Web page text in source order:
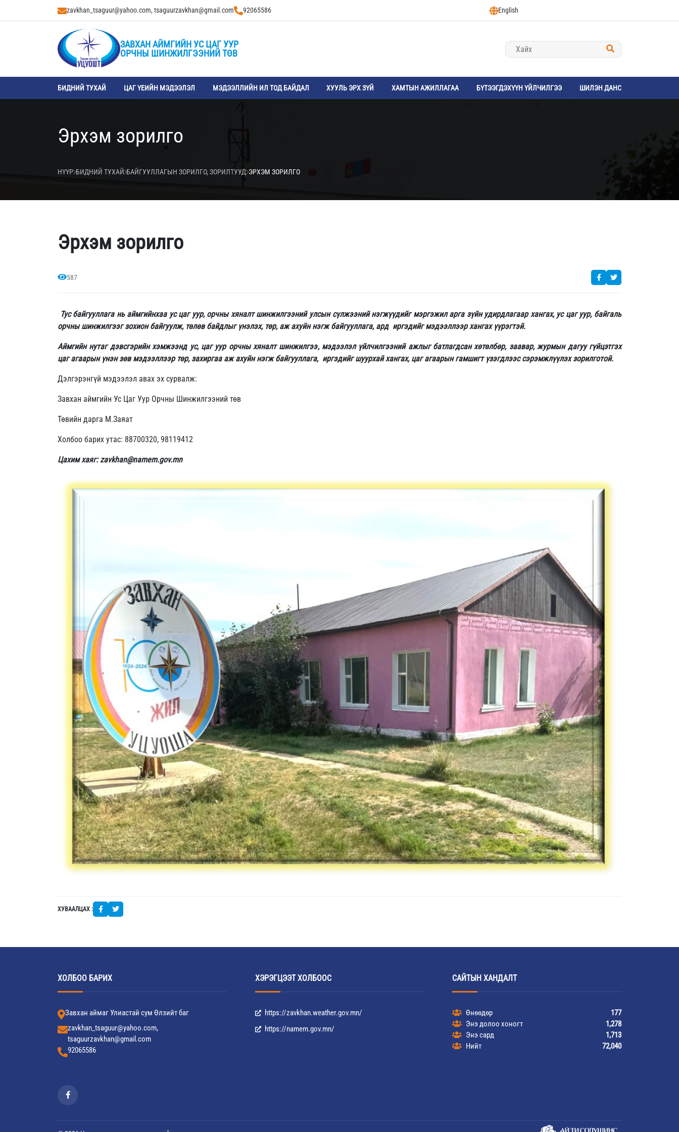
zavkhan_tsaguur@yahoo.com, tsaguurzavkhan@gmail.com 92065586 English
ЗАВХАН АЙМГИЙН УС ЦАГ УУР
ОРЧНЫ ШИНЖИЛГЭЭНИЙ ТӨВ
БИДНИЙ ТУХАЙ ЦАГ ҮЕИЙН МЭДЭЭЛЭЛ МЭДЭЭЛЛИЙН ИЛ ТОД БАЙДАЛ ХУУЛЬ ЭРХ ЗҮЙ ХАМТЫН АЖИЛЛАГАА БҮТЭЭГДЭХҮҮН ҮЙЛЧИЛГЭЭ ШИЛЭН ДАНС
Эрхэм зорилго
НҮҮР БИДНИЙ ТУХАЙ БАЙГУУЛЛАГЫН ЗОРИЛГО, ЗОРИЛТУУД ЭРХЭМ ЗОРИЛГО
Эрхэм зорилго
587
Тус байгууллага нь аймгийнхаа ус цаг уур, орчны хяналт шинжилгээний улсын сүлжээний нэгжүүдийг мэргэжил арга зүйн удирдлагаар хангах, ус цаг уур, байгаль
орчны шинжилгээг зохион байгуулж, төлөв байдлыг үнэлэх, төр, аж ахуйн нэгж байгууллага, ард иргэдийг мэдээллээр хангах үүрэгтэй.
Аймгийн нутаг дэвсгэрийн хэмжээнд ус, цаг уур орчны хяналт шинжилгээ, мэдээлэл үйлчилгээний ажлыг батлагдсан хөтөлбөр, заавар, журмын дагуу гүйцэтгэх
цаг агаарын үнэн зөв мэдээллээр төр, захиргаа аж ахуйн нэгж байгууллага, иргэдийг шуурхай хангах, цаг агаарын гамшигт үзэгдлээс сэрэмжлүүлэх зорилготой.
Дэлгэрэнгүй мэдээлэл авах эх сурвалж:
Завхан аймгийн Ус Цаг Уур Орчны Шинжилгээний төв
Төвийн дарга М.Заяат
Холбоо барих утас: 88700320, 98119412
Цахим хаяг: zavkhan@namem.gov.mn
ХУВААЛЦАХ :
ХОЛБОО БАРИХ
Завхан аймаг Улиастай сум Өлзийт баг
zavkhan_tsaguur@yahoo.com,
tsaguurzavkhan@gmail.com
92065586
ХЭРЭГЦЭЭТ ХОЛБООС
https://zavkhan.weather.gov.mn/
https://namem.gov.mn/
САЙТЫН ХАНДАЛТ
Өнөөдөр
177
Энэ долоо хоногт
1,278
Энэ сард
1,713
Нийт
72,040